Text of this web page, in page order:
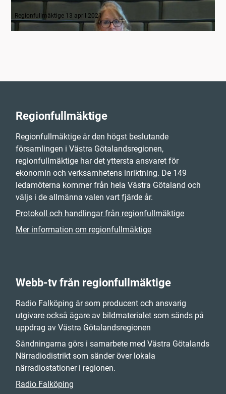
Inledande formalia
Regionfullmäktige 13 april 2021
Regionfullmäktige
Regionfullmäktige är den högst beslutande
församlingen i Västra Götalandsregionen,
regionfullmäktige har det yttersta ansvaret för
ekonomin och verksamhetens inriktning. De 149
ledamöterna kommer från hela Västra Götaland och
väljs i de allmänna valen vart fjärde år.
Protokoll och handlingar från regionfullmäktige
Mer information om regionfullmäktige
Webb-tv från regionfullmäktige
Radio Falköping är som producent och ansvarig
utgivare också ägare av bildmaterialet som sänds på
uppdrag av Västra Götalandsregionen
Sändningarna görs i samarbete med Västra Götalands
Närradiodistrikt som sänder över lokala
närradiostationer i regionen.
Radio Falköping